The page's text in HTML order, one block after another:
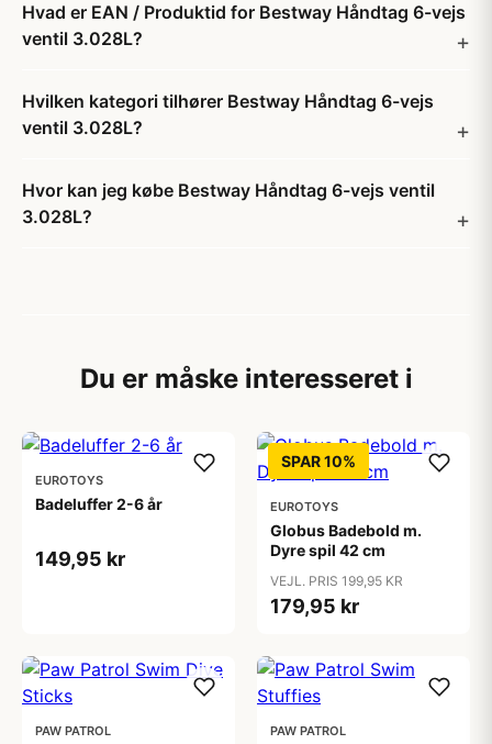
Hvad er EAN / Produktid for Bestway Håndtag 6-vejs
ventil 3.028L?
Hvilken kategori tilhører Bestway Håndtag 6-vejs
ventil 3.028L?
Hvor kan jeg købe Bestway Håndtag 6-vejs ventil
3.028L?
Du er måske interesseret i
EUROTOYS
Badeluffer 2-6 år
149,95 kr
SPAR 10%
EUROTOYS
Globus Badebold m.
Dyre spil 42 cm
VEJL. PRIS 199,95 KR
179,95 kr
PAW PATROL PAW PATROL